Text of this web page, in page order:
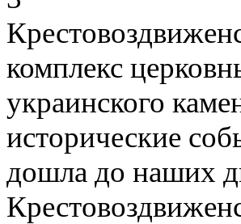
комплекс
украинского
исторические
дошла до наших